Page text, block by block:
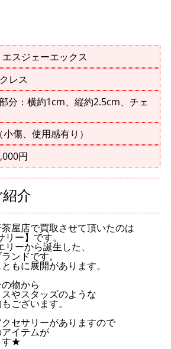
エスジェーエックス
レス
分：横約1cm、縦約2.5cm、チェ
傷、使用感有り）
円
介
屋店で買取させて頂いたのは
リー】です。
ーから誕生した、
ンドです。
もに展開があります。
物から
やスタッズのような
ございます。
セサリーがありますので
イテムが
す★